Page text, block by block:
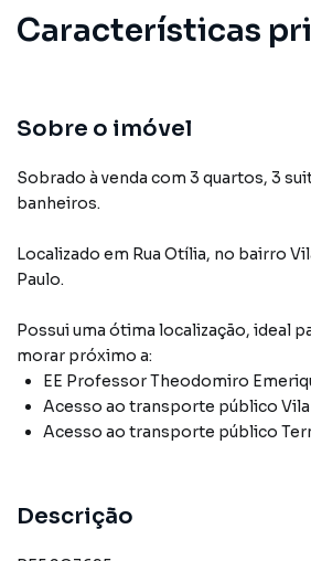
Características
Sobre o imóvel
Sobrado à venda com 3 quartos, 3
banheiros.
Localizado em Rua Otília, no bairro
Paulo.
Possui uma ótima localização, ideal
morar próximo a:
EE Professor Theodomiro
Acesso ao transporte público
Acesso ao transporte público
Descrição